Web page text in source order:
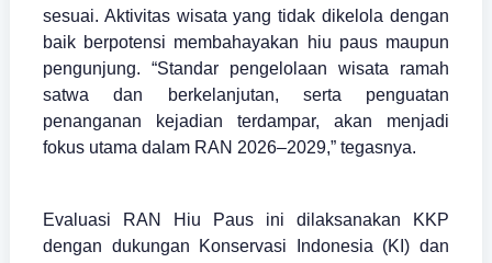
sesuai. Aktivitas wisata yang tidak dikelola dengan
baik berpotensi membahayakan hiu paus maupun
pengunjung. “Standar pengelolaan wisata ramah
satwa dan berkelanjutan, serta penguatan
penanganan kejadian terdampar, akan menjadi
fokus utama dalam RAN 2026–2029,” tegasnya.
Evaluasi RAN Hiu Paus ini dilaksanakan KKP
dengan dukungan Konservasi Indonesia (KI) dan